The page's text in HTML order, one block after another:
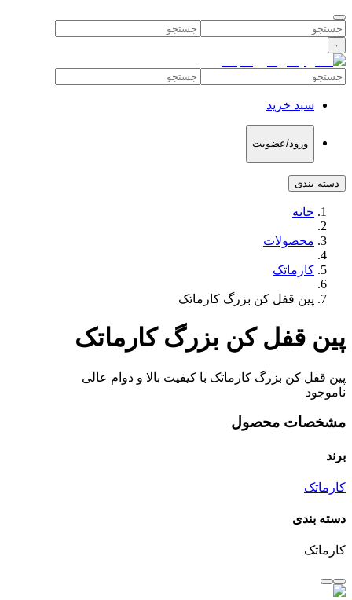
۰
سبد خرید
ورود/عضویت
دسته بندی
خانه
محصولات
کارماتک
پین قفل کن بزرگ کارماتک
پین قفل کن بزرگ کارماتک
پین قفل کن بزرگ کارماتک با کیفیت بالا و دوام عالی
ناموجود
مشخصات محصول
برند
کارماتک
دسته بندی
کارماتک